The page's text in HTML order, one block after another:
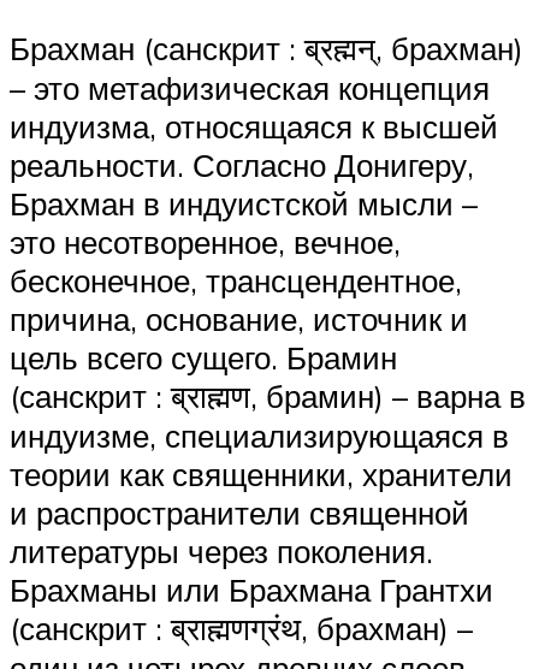
Брахман (санскрит : ब्रह्मन्, брахман)
– это метафизическая концепция
индуизма, относящаяся к высшей
реальности. Согласно Донигеру,
Брахман в индуистской мысли –
это несотворенное, вечное,
бесконечное, трансцендентное,
причина, основание, источник и
цель всего сущего. Брамин
(санскрит : ब्राह्मण, брамин) – варна в
индуизме, специализирующаяся в
теории как священники, хранители
и распространители священной
литературы через поколения.
Брахманы или Брахмана Грантхи
(санскрит : ब्राह्मणग्रंथ, брахман) –